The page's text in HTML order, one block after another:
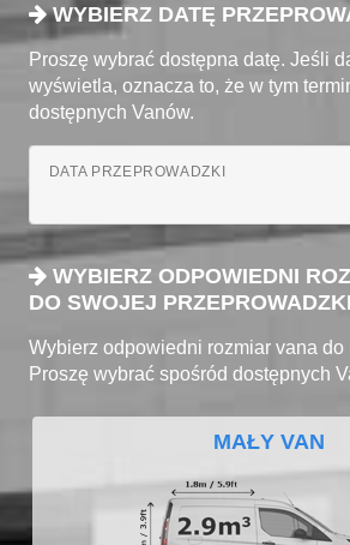
WYBIERZ DATĘ
Proszę wybrać dostępna datę. Jeśli
wyświetla, oznacza to, że w tym
dostępnych Vanów.
DATA PRZEPROWADZKI
WYBIERZ ODPOWIEDNI
DO SWOJEJ PRZEPROWADZKI
Wybierz odpowiedni rozmiar vana do
Proszę wybrać spośród dostępnych
MAŁY VAN